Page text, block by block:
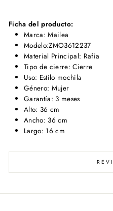
Ficha del producto:
Marca: Mailea
Modelo:ZMO3612237
Material Principal: Rafia
Tipo de cierre: Cierre
Uso: Estilo mochila
Género: Mujer
Garantía: 3 meses
Alto: 36 cm
Ancho: 36 cm
Largo: 16 cm